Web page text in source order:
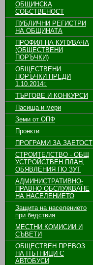
ОБЩИНСКА
СОБСТВЕНОСТ
ПУБЛИЧНИ РЕГИСТРИ
НА ОБЩИНАТА
ПРОФИЛ НА КУПУВАЧА
(ОБЩЕСТВЕНИ
ПОРЪЧКИ)
ОБЩЕСТВЕНИ
ПОРЪЧКИ ПРЕДИ
1.10.2014г.
ТЪРГОВЕ И КОНКУРСИ
Пасища и мери
Земи от ОПФ
Проекти
ПРОГРАМИ ЗА ЗАЕТОСТ
СТРОИТЕЛСТВО - ОБЩ
УСТРОЙСТВЕН ПЛАН,
ОБЯВЛЕНИЯ ПО ЗУТ
АДМИНИСТРАТИВНО-
ПРАВНО ОБСЛУЖВАНЕ
НА НАСЕЛЕНИЕТО
Защита на населението
при бедствия
МЕСТНИ КОМИСИИ И
СЪВЕТИ
ОБЩЕСТВЕН ПРЕВОЗ
НА ПЪТНИЦИ С
АВТОБУСИ